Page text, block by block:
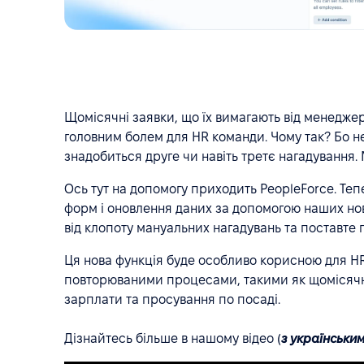
Щомісячні заявки, що їх вимагають від
головним болем для HR команди. Чому так? Бо
знадобиться друге чи навіть третє
Ось тут на допомогу приходить PeopleForce.
форм і оновлення даних за допомогою наших
від клопоту мануальних нагадувань та
Ця нова функція буде особливо корисною для
повторюваними процесами, такими як
зарплати та просування по посаді.
Дізнайтесь більше в нашому відео (з